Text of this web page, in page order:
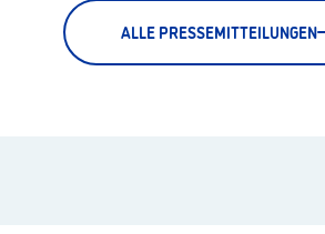
ALLE PRESSEMITTEILUNGEN